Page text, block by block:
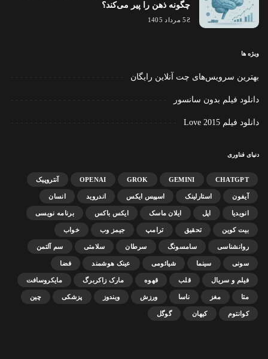
چگونه ذهن را پیر می‌کند؟
5 مرداد 1405
ویژه ها
بهترین سرویس‌های چت آنلاین رایگان
دانلود فیلم بدون سانسور
دانلود فیلم Love 2015
دنیای فناوری
CHATGPT
GEMINI
GROK
OPENAI آنتروپیک
آیفون استارلینک اسپیس ایکس اندروید انسان
انویدیا اپل ایلان ماسک ایکس باکس برنامه نویسی
بیت کوین تحقیق ترامپ جیمز وب خواب
روانشناسی سامسونگ سرطان سلامتی سم آلتمن
سونی سینما شیائومی عینک هوشمند فضا
فیلم و سریال قلب قهوه مارک زاکربرگ مایکروسافت
متا مغز ناسا ورزش ویندوز پزشکی چین
کوانتوم کیهان گوگل